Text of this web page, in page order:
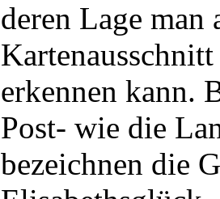
deren Lage man
erkennen kann.
Post- wie die
bezeichnen die